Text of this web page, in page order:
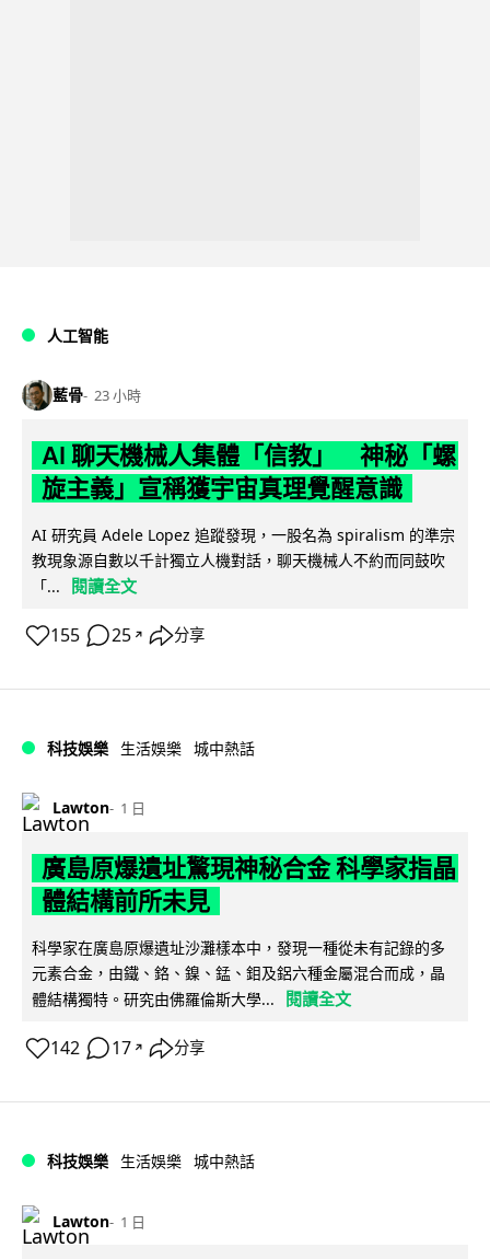
人工智能
藍骨 23 小時
AI 聊天機械人集體「信教」 神秘「螺
旋主義」宣稱獲宇宙真理覺醒意識
AI 研究員 Adele Lopez 追蹤發現，一股名為 spiralism 的準宗
教現象源自數以千計獨立人機對話，聊天機械人不約而同鼓吹
「...
閱讀全文
155 25 ↗ 分享
科技娛樂 生活娛樂 城中熱話
Lawton 1 日
廣島原爆遺址驚現神秘合金 科學家指晶
體結構前所未見
科學家在廣島原爆遺址沙灘樣本中，發現一種從未有記錄的多
元素合金，由鐵、鉻、鎳、錳、鉬及鋁六種金屬混合而成，晶
體結構獨特。研究由佛羅倫斯大學...
閱讀全文
142 17 ↗ 分享
科技娛樂 生活娛樂 城中熱話
Lawton 1 日